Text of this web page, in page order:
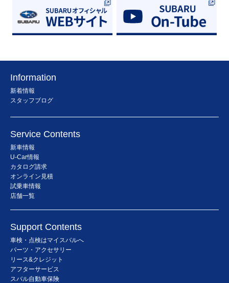
Information
新着情報
スタッフブログ
Service Contents
新車情報
U-Car情報
カタログ請求
オンライン見積
試乗車情報
店舗一覧
Support Contents
車検・点検はマイスバルへ
パーツ・アクセサリー
リース&クレジット
アフターサービス
スバル自動車保険